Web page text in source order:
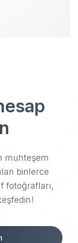
muhteşem
binlerce
fotoğrafları,